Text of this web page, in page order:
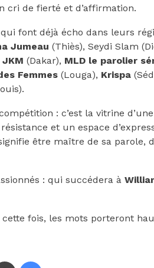
cri de fierté et d’affirmation.
font déjà écho dans leurs
Jumeau (Thiès), Seydi Slam
JKM (Dakar), MLD le parolier
Femmes (Louga), Krispa
: c’est la vitrine
et un espace
être maître de sa parole,
: qui succédera à
fois, les mots porteront